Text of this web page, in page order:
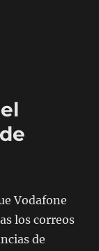
Vodafone
los correos
de